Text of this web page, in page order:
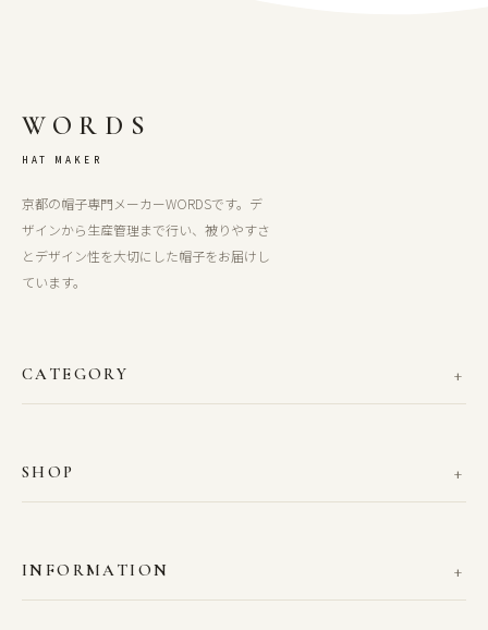
WORDS
HAT MAKER
京都の帽子専門メーカーWORDSです。デ
ザインから生産管理まで行い、被りやすさ
とデザイン性を大切にした帽子をお届けし
ています。
CATEGORY
SHOP
INFORMATION